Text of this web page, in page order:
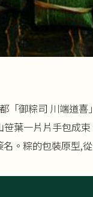
「御粽司 川端道
葉一片片手包成
。粽的包裝原型,